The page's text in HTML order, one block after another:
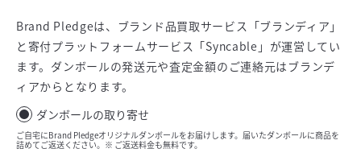
Brand Pledgeは、ブランド品買取サービス「ブランディア」
と寄付プラットフォームサービス「Syncable」が運営してい
ます。ダンボールの発送元や査定金額のご連絡元はブランデ
ィアからとなります。
ダンボールの取り寄せ
ご自宅にBrand Pledgeオリジナルダンボールをお届けします。届いたダンボールに商品を
詰めてご返送ください。※ ご返送料金も無料です。